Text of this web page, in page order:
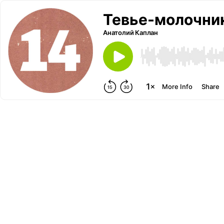
Тевье-
Анатолий Каплан
More Info Share